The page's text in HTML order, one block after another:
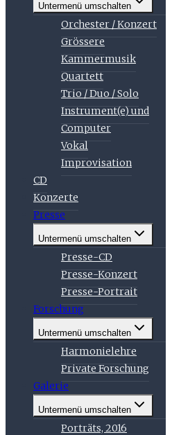
Untermenü umschalten
Orchester / Konzert
Grössere
Kammermusik
Quartett
Trio / Duo / Solo
Instrument(e) und
Computer
Vokal
Improvisation
CD
Konzerte
Presse
Untermenü umschalten
Presse-CD
Presse-Konzert
Presse-Portrait
Forschung
Untermenü umschalten
Harmonielehre
Private Forschung
Galerie
Untermenü umschalten
Porträts, 2016